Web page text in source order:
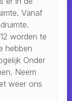
Vanaf
worden te
hebben
Onder
Neem
weer ons